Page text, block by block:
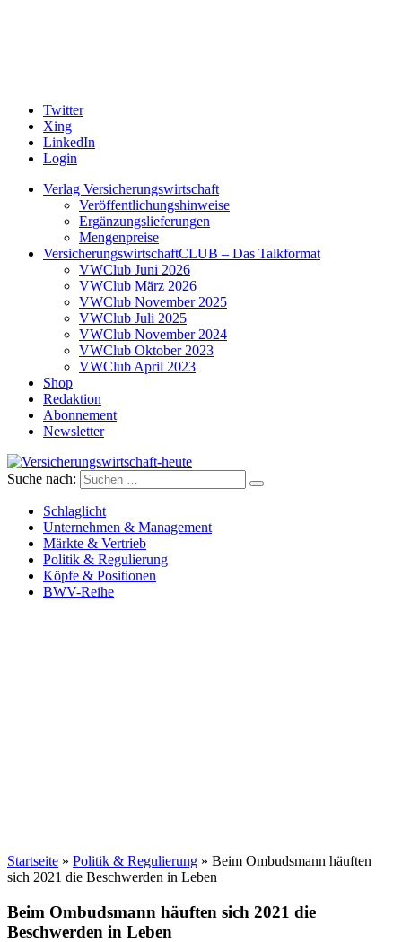
Twitter
Xing
LinkedIn
Login
Verlag Versicherungswirtschaft
Veröffentlichungshinweise
Ergänzungslieferungen
Mengenpreise
VersicherungswirtschaftCLUB – Das Talkformat
VWClub Juni 2026
VWClub März 2026
VWClub November 2025
VWClub Juli 2025
VWClub November 2024
VWClub Oktober 2023
VWClub April 2023
Shop
Redaktion
Abonnement
Newsletter
Versicherungswirtschaft-heute
Suche nach:
Schlaglicht
Unternehmen & Management
Märkte & Vertrieb
Politik & Regulierung
Köpfe & Positionen
BWV-Reihe
Startseite » Politik & Regulierung » Beim Ombudsmann häuften
sich 2021 die Beschwerden in Leben
Beim Ombudsmann häuften sich 2021 die
Beschwerden in Leben